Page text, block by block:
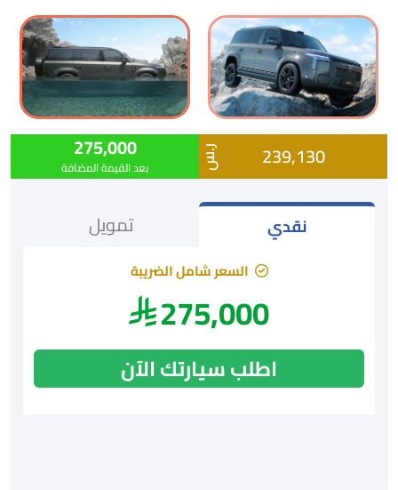
239,130 ر.س 275,000
بعد القيمة المضافة
نقدي تمويل
السعر شامل الضريبة
275,000
اطلب سيارتك الآن